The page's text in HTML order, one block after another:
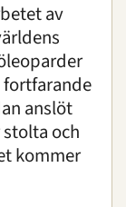
av
fortfarande
anslöt
och
kommer